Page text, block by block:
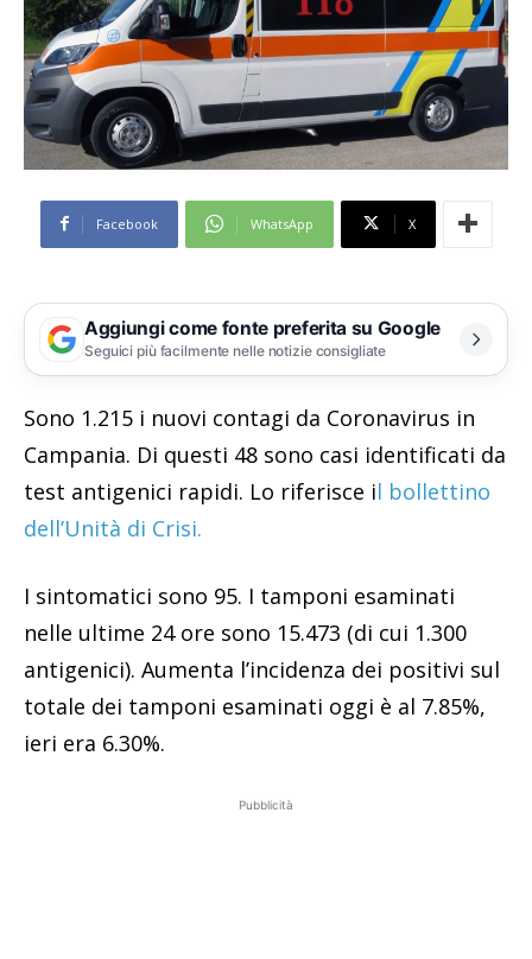
Facebook WhatsApp X
Aggiungi come fonte preferita su Google
Seguici più facilmente nelle notizie consigliate
Sono 1.215 i nuovi contagi da Coronavirus in
Campania. Di questi 48 sono casi identificati da
test antigenici rapidi. Lo riferisce il bollettino
dell’Unità di Crisi.
I sintomatici sono 95. I tamponi esaminati
nelle ultime 24 ore sono 15.473 (di cui 1.300
antigenici). Aumenta l’incidenza dei positivi sul
totale dei tamponi esaminati oggi è al 7.85%,
ieri era 6.30%.
Pubblicità